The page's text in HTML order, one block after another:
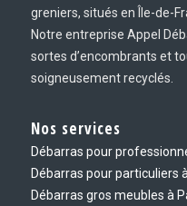
greniers, situés en Île-de-
Notre entreprise Appel
sortes d’encombrants et
soigneusement recyclés.
Nos services
Débarras pour
Débarras pour particuliers
Débarras gros meubles à